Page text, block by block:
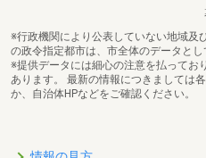
※行政機関により公表していない地域及
の政令指定都市は、市全体のデータとし
※提供データには細心の注意を払ってお
あります。 最新の情報につきましては
か、自治体HPなどをご確認ください。